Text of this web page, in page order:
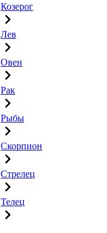
Козерог
Лев
Овен
Рак
Рыбы
Скорпион
Стрелец
Телец